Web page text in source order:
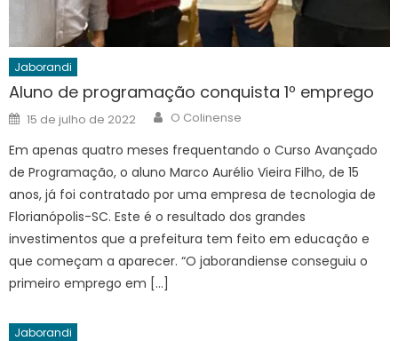
Jaborandi
Aluno de programação conquista 1º emprego
Posted
on
15 de julho de 2022 Author
O Colinense
Em apenas quatro meses frequentando o Curso Avançado
de Programação, o aluno Marco Aurélio Vieira Filho, de 15
anos, já foi contratado por uma empresa de tecnologia de
Florianópolis-SC. Este é o resultado dos grandes
investimentos que a prefeitura tem feito em educação e
que começam a aparecer. “O jaborandiense conseguiu o
primeiro emprego em […]
Jaborandi